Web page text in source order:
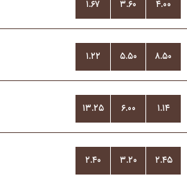
۱.۶۷ ۳.۶۰ ۴.۰۰
۱.۲۲ ۵.۵۰ ۸.۵۰
۱۳.۲۵ ۶.۰۰ ۱.۱۴
۲.۴۰ ۳.۲۰ ۲.۴۵